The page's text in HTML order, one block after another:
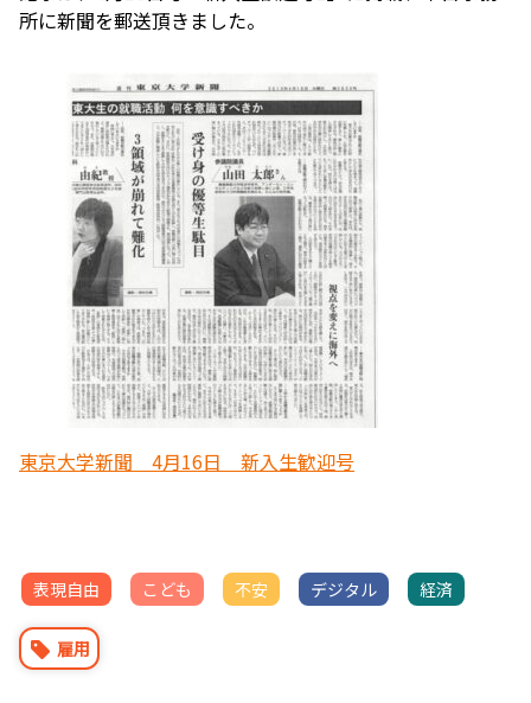
所に新聞を郵送頂きました。
東京大学新聞 4月16日 新入生歓迎号
表現自由 こども 不安 デジタル 経済
雇用